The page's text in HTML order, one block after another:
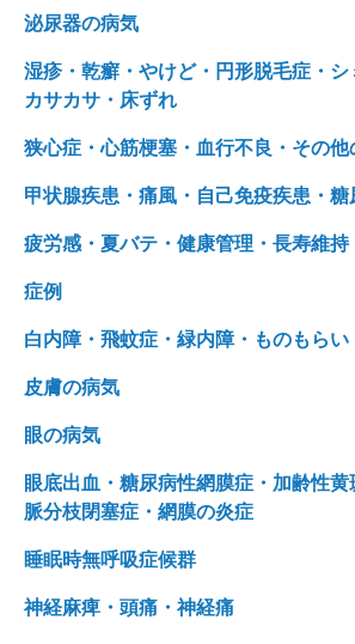
泌尿器の病気
湿疹・乾癬・やけど・円形脱毛症・
カサカサ・床ずれ
狭心症・心筋梗塞・血行不良・その
甲状腺疾患・痛風・自己免疫疾患・糖
疲労感・夏バテ・健康管理・長寿維持
症例
白内障・飛蚊症・緑内障・ものもらい
皮膚の病気
眼の病気
眼底出血・糖尿病性網膜症・加齢性
脈分枝閉塞症・網膜の炎症
睡眠時無呼吸症候群
神経麻痺・頭痛・神経痛